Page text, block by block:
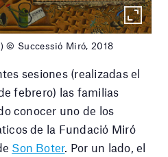
© Successió Miró, 2018
sesiones (realizadas el
febrero) las familias
conocer uno de los
de la Fundació Miró
Son Boter. Por un lado, el